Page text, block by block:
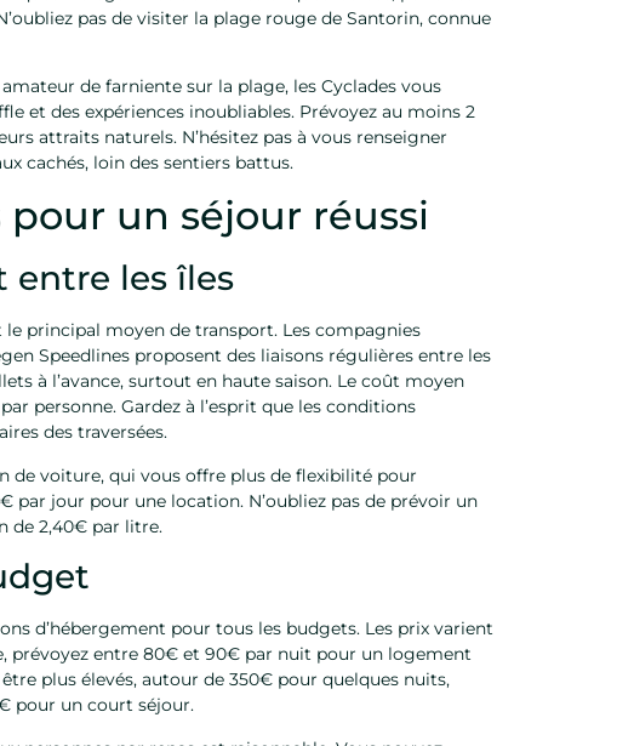
pas de visiter la plage rouge de Santorin, connue
de farniente sur la plage, les Cyclades vous
et des expériences inoubliables. Prévoyez au moins 2
attraits naturels. N’hésitez pas à vous renseigner
cachés, loin des sentiers battus.
un séjour réussi
entre les îles
le principal moyen de transport. Les compagnies
Speedlines proposent des liaisons régulières entre les
à l’avance, surtout en haute saison. Le coût moyen
personne. Gardez à l’esprit que les conditions
des traversées.
de voiture, qui vous offre plus de flexibilité pour
par jour pour une location. N’oubliez pas de prévoir un
de 2,40€ par litre.
d’hébergement pour tous les budgets. Les prix varient
prévoyez entre 80€ et 90€ par nuit pour un logement
plus élevés, autour de 350€ pour quelques nuits,
pour un court séjour.